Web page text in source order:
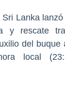
Lanka
y rescate
del buque
local